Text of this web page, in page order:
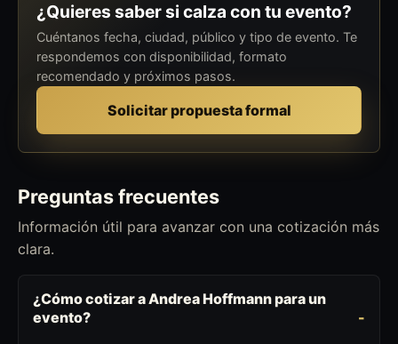
¿Quieres saber si calza con tu evento?
Cuéntanos fecha, ciudad, público y tipo de evento. Te
respondemos con disponibilidad, formato
recomendado y próximos pasos.
Solicitar propuesta formal
Preguntas frecuentes
Información útil para avanzar con una cotización más
clara.
¿Cómo cotizar a Andrea Hoffmann para un
evento?